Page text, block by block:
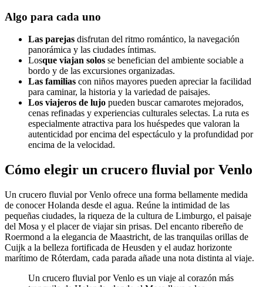
Algo para cada uno
Las parejas disfrutan del ritmo romántico, la navegación
panorámica y las ciudades íntimas.
Losque viajan solos se benefician del ambiente sociable a
bordo y de las excursiones organizadas.
Las familias con niños mayores pueden apreciar la facilidad
para caminar, la historia y la variedad de paisajes.
Los viajeros de lujo pueden buscar camarotes mejorados,
cenas refinadas y experiencias culturales selectas. La ruta es
especialmente atractiva para los huéspedes que valoran la
autenticidad por encima del espectáculo y la profundidad por
encima de la velocidad.
Cómo elegir un crucero fluvial por Venlo
Un crucero fluvial por Venlo ofrece una forma bellamente medida
de conocer Holanda desde el agua. Reúne la intimidad de las
pequeñas ciudades, la riqueza de la cultura de Limburgo, el paisaje
del Mosa y el placer de viajar sin prisas. Del encanto ribereño de
Roermond a la elegancia de Maastricht, de las tranquilas orillas de
Cuijk a la belleza fortificada de Heusden y el audaz horizonte
marítimo de Róterdam, cada parada añade una nota distinta al viaje.
Un crucero fluvial por Venlo es un viaje al corazón más